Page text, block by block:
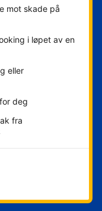
mot skade på
i løpet av en
eller
deg
fra